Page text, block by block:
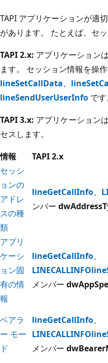
TAPI アプリケーションが適
があります。 たとえば、セ
TAPI 2.x: アプリケーション
ます。 セッション情報を操
lineSetCallData、
lineSendUserUserInfo です
TAPI 3.x: アプリケーション
セスします。
情報
TAPI 2.x
セッシ
ョンの
アドレ
スの種
類
lineGetCallInfo、
ンバー
アプリ
ケーシ
ョン固
有の情
報
lineGetCallInfo、
LINECALLINFO
メンバー
ベアラ
ー モー
ド
lineGetCallInfo、
LINECALLINFO
メンバー